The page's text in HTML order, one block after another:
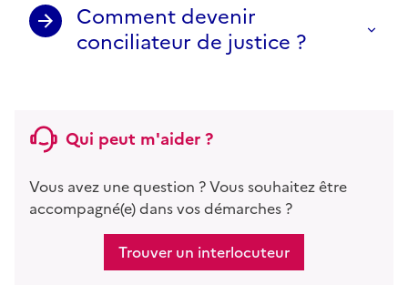
Comment devenir
conciliateur de justice ?
Qui peut m'aider ?
Vous avez une question ? Vous souhaitez être
accompagné(e) dans vos démarches ?
Trouver un interlocuteur